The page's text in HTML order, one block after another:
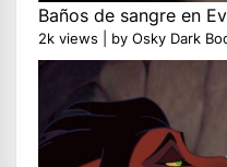
Baños de sangre en
2k views by Osky Dark